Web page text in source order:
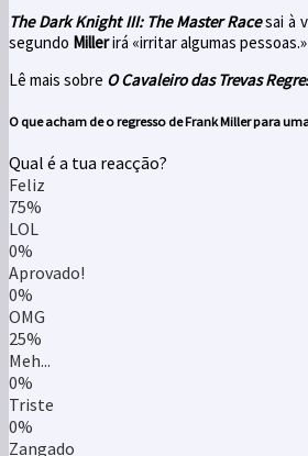
The Dark Knight III: The Master Racesai à
segundo Millerirá «irritar algumas pessoas.»
Lê mais sobre O Cavaleiro das Trevas
O que acham de o regresso de Frank Miller para
Qual é a tua reacção?
Feliz
75%
LOL
0%
Aprovado!
0%
OMG
25%
Meh...
0%
Triste
0%
Zangado